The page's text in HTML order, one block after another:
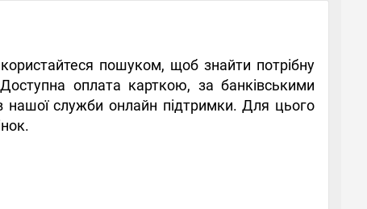
пошуком, щоб знайти потрібну
оплата карткою, за банківськими
нашої служби онлайн підтримки. Для цього